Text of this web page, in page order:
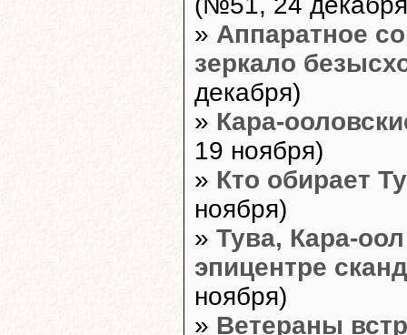
» Аппаратное
зеркало
декабря)
» Кара-
19 ноября)
» Кто обирает
ноября)
» Тува, Кара-
эпицентре
ноября)
» Ветераны